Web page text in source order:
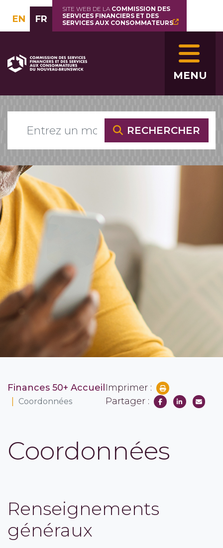
contenu
EN FR
SITE WEB DE LA COMMISSION DES
SERVICES FINANCIERS ET DES
SERVICES AUX CONSOMMATEURS
Image
MENU
RECHERCHER
Image
Finances 50+ Accueil
Coordonnées
Imprimer :
Partager :
Coordonnées
Renseignements
généraux